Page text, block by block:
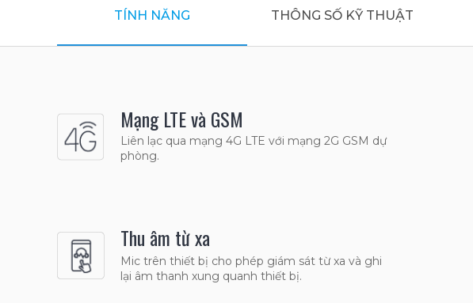
TÍNH NĂNG THÔNG SỐ KỸ THUẬT
Mạng LTE và GSM
Liên lạc qua mạng 4G LTE với mạng 2G GSM dự
phòng.
Thu âm từ xa
Mic trên thiết bị cho phép giám sát từ xa và ghi
lại âm thanh xung quanh thiết bị.